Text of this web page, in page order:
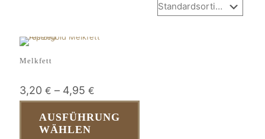
Melkfett
3,20 € – 4,95 €
AUSFÜHRUNG
WÄHLEN